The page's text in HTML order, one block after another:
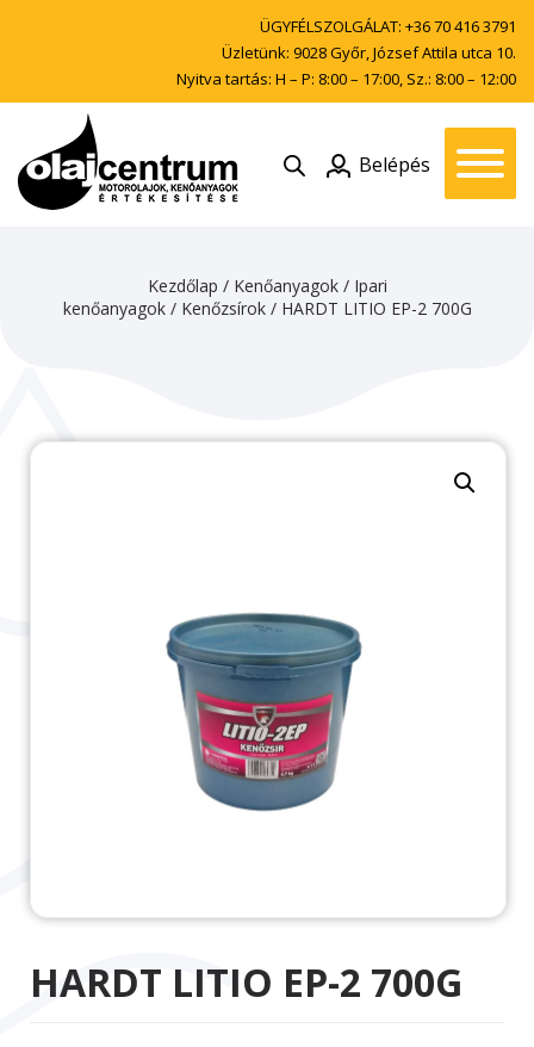
ÜGYFÉLSZOLGÁLAT: +36 70 416 3791
Üzletünk: 9028 Győr, József Attila utca 10.
Nyitva tartás: H – P: 8:00 – 17:00, Sz.: 8:00 – 12:00
Belépés
Kezdőlap / Kenőanyagok/ Ipari
kenőanyagok/ Kenőzsírok/ HARDT LITIO EP-2 700G
HARDT LITIO EP-2 700G